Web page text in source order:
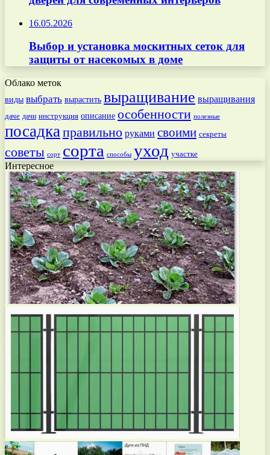
16.05.2026
Выбор и установка москитных сеток для
защиты от насекомых в доме
Облако меток
виды выбрать вырастить выращивание выращивания
даче дачи инструкция описание особенности полезные
посадкаправильно руками своими секреты
советы сорт сорта способы уход участке
Интересное